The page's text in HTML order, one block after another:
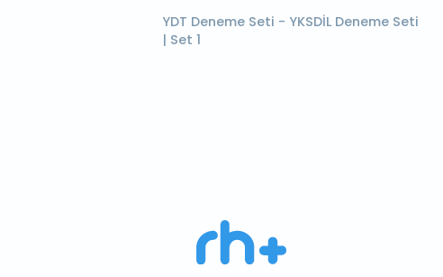
YDT Deneme Seti - YKSDİL Deneme Seti
| Set 1